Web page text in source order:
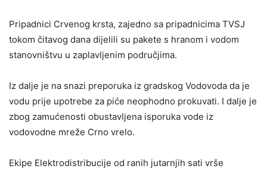
Pripadnici Crvenog krsta, zajedno sa pripadnicima TVSJ
tokom čitavog dana dijelili su pakete s hranom i vodom
stanovništvu u zaplavljenim područjima.
Iz dalje je na snazi preporuka iz gradskog Vodovoda da je
vodu prije upotrebe za piće neophodno prokuvati. I dalje je
zbog zamućenosti obustavljena isporuka vode iz
vodovodne mreže Crno vrelo.
Ekipe Elektrodistribucije od ranih jutarnjih sati vrše